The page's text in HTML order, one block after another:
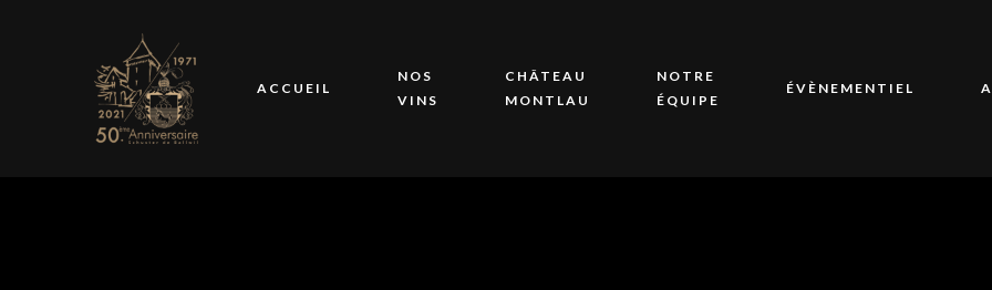
ACCUEIL
NOS
VINS
CHÂTEAU
MONTLAU
NOTRE
ÉQUIPE
ÉVÈNEMENTIEL